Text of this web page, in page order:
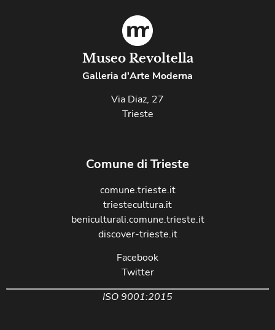
Museo Revoltella
Galleria d'Arte Moderna
Via Diaz, 27
Trieste
Comune di Trieste
comune.trieste.it
triestecultura.it
beniculturali.comune.trieste.it
discover-trieste.it
Facebook
Twitter
ISO 9001:2015